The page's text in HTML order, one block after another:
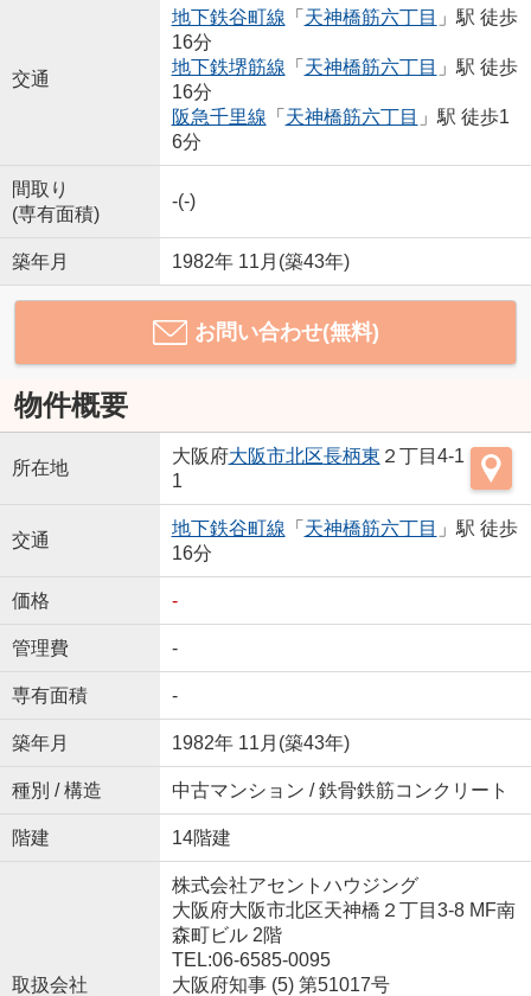
交通
地下鉄谷町線 「 天神橋筋六丁目 」駅 徒歩
16分
地下鉄堺筋線 「 天神橋筋六丁目 」駅 徒歩
16分
阪急千里線 「 天神橋筋六丁目 」駅 徒歩1
6分
間取り
(専有面積)
-(-)
築年月 1982年 11月(築43年)
お問い合わせ(無料)
物件概要
所在地
大阪府大阪市北区長柄東 ２丁目4-1
1
交通
地下鉄谷町線 「 天神橋筋六丁目 」駅 徒歩
16分
価格 -
管理費 -
専有面積 -
築年月 1982年 11月(築43年)
種別 / 構造 中古マンション / 鉄骨鉄筋コンクリート
階建 14階建
取扱会社
株式会社アセントハウジング
大阪府大阪市北区天神橋２丁目3-8 MF南
森町ビル 2階
TEL:06-6585-0095
大阪府知事 (5) 第51017号